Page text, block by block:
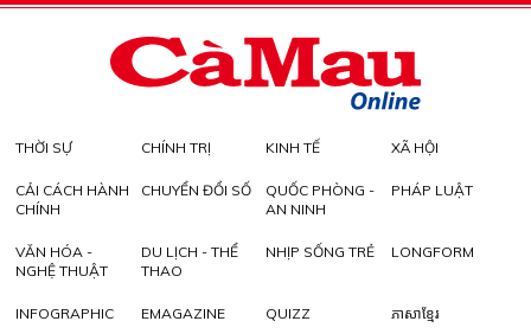
THỜI SỰ CHÍNH TRỊ KINH TẾ XÃ HỘI
CẢI CÁCH HÀNH
CHÍNH
CHUYỂN ĐỔI SỐ
QUỐC PHÒNG -
AN NINH
PHÁP LUẬT
VĂN HÓA -
NGHỆ THUẬT
DU LỊCH - THỂ
THAO
NHỊP SỐNG TRẺ LONGFORM
INFOGRAPHIC EMAGAZINE QUIZZ ភាសាខ្មែរ